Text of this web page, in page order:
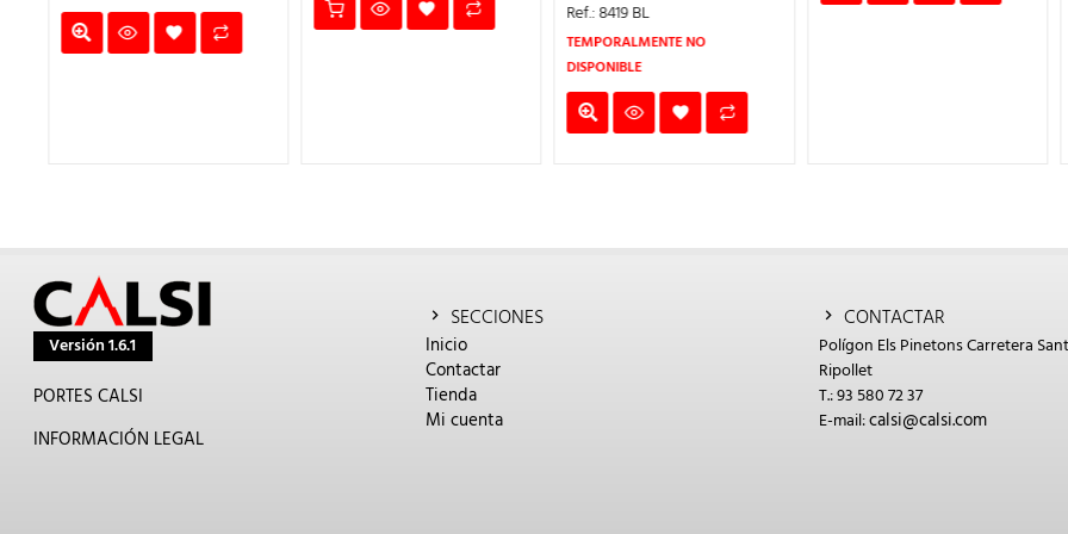
ERA:
15,85€.
Ref.: 8419 BL
TEMPORALMENTE NO
DISPONIBLE
Versión 1.6.1
PORTES CALSI
INFORMACIÓN LEGAL
SECCIONES
Inicio
Contactar
Tienda
Mi cuenta
CONTACTAR
Polígon Els Pinetons Carretera
Ripollet
T.: 93 580 72 37
E-mail:calsi@calsi.com